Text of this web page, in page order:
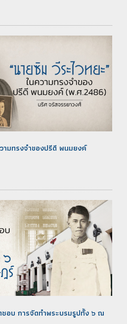
ามทรงจำของปรีดี พนมยงค์
อบ การจัดทำพระบรมรูปทั้ง ๖ ณ